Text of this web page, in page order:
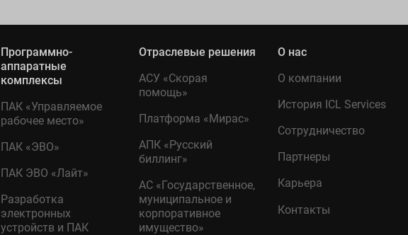
Программно-
аппаратные
комплексы
ПАК «Управляемое
рабочее место»
ПАК «ЭВО»
ПАК ЭВО «Лайт»
Разработка
электронных
устройств и ПАК
О нас
О компании
История ICL Services
Сотрудничество
Партнеры
Карьера
Контакты
Отраслевые решения
АСУ «Скорая
помощь»
Платформа «Мирас»
АПК «Русский
биллинг»
АС «Государственное,
муниципальное и
корпоративное
имущество»